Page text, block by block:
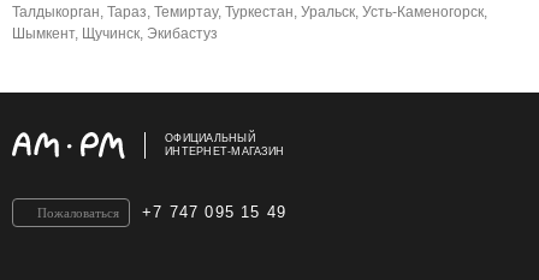
Талдыкорган, Тараз, Темиртау, Туркестан, Уральск, Усть-Каменогорск,
Шымкент, Щучинск, Экибастуз
ОФИЦИАЛЬНЫЙ
ИНТЕРНЕТ-МАГАЗИН
+7 747 095 15 49
Пожаловаться